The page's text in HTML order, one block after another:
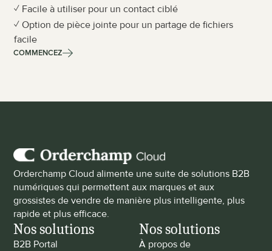
✓ Facile à utiliser pour un contact ciblé
✓ Option de pièce jointe pour un partage de fichiers
facile
COMMENCEZ
Orderchamp Cloud alimente une suite de solutions B2B
numériques qui permettent aux marques et aux
grossistes de vendre de manière plus intelligente, plus
rapide et plus efficace.
Nos solutions
B2B Portal
Nos solutions
À propos de